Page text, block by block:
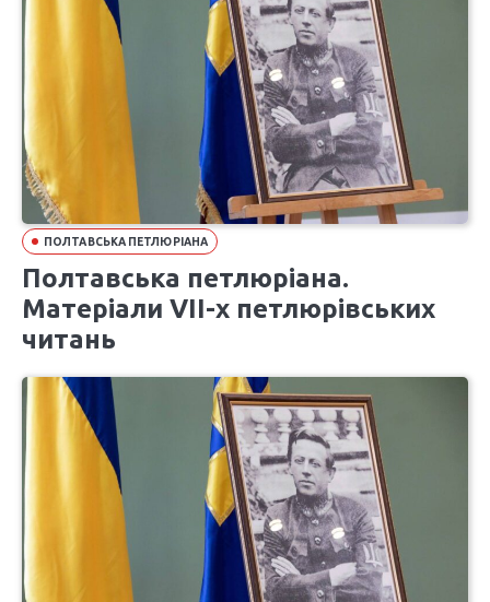
ПОЛТАВСЬКА ПЕТЛЮРІАНА
Полтавська петлюріана.
Матеріали VІІ-х петлюрівських
читань